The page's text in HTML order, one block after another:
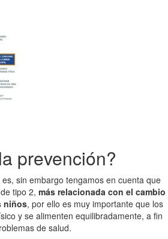
prevención?
sin embargo tengamos en cuenta que
tipo 2, más relacionada con el cambio
niños, por ello es muy importante que los
y se alimenten equilibradamente, a fin
de salud.